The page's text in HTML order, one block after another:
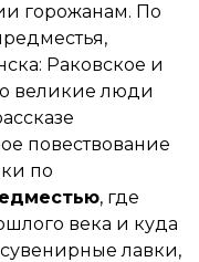
горожанам. По
Раковское и
великие люди
повествование
по
, где
века и куда
сувенирные лавки,